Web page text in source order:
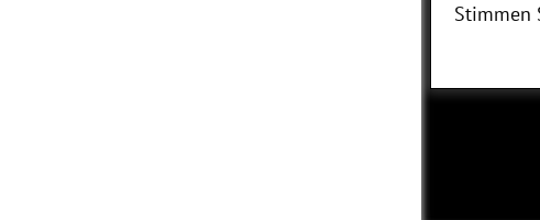
Stimmen